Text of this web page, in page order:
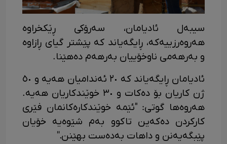
سیبەل ئادیامان، سەرۆکی ڕێکخراوە
هەروەرزییەکە، ڕایگەیاند کە پێشتر گیای ڕازاوە
و بەرهەمی ناوخۆییان بەرهەم دەهێنا.
ئادیامان ڕایگەیاند کە ٢٠ ئەندامیان هەیە و ٥٠
ژن کاریان بۆ دەکات و ٣٠ خوێندکاریان هەیە.
هەروەها گوتی: "ئێمە خوێندکارەکانمان فێری
کارکردن دەکەین تاکوو بەم شێوەیە خۆیان
پێبگەیەنن و داهات بەدەست بهێنن.''